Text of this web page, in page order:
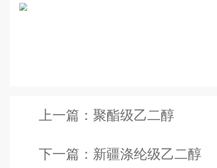
上一篇： 聚酯级乙二醇
下一篇： 新疆涤纶级乙二醇